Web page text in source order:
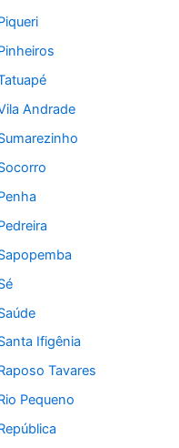
Andrade
Ifigênia
Tavares
Pequeno